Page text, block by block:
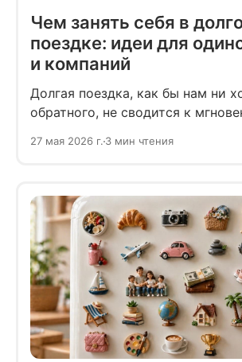
Чем занять себя в
поездке: идеи для
и компаний
Долгая поездка, как бы нам ни
обратного, не сводится к
27 мая 2026 г. 3 мин чтения